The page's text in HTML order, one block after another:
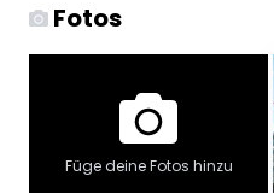
Fotos
Füge deine Fotos hinzu